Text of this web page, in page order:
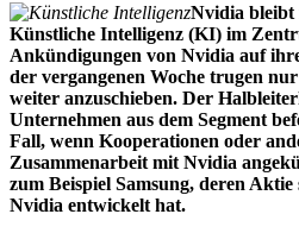
Nvidia bleibt
Künstliche Intelligenz (KI) im
Ankündigungen von Nvidia auf
der vergangenen Woche trugen
weiter anzuschieben. Der
Unternehmen aus dem Segment
Fall, wenn Kooperationen oder
Zusammenarbeit mit Nvidia
zum Beispiel Samsung, deren Aktie
Nvidia entwickelt hat.